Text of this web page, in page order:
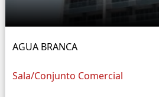
AGUA BRANCA
Sala/Conjunto Comercial